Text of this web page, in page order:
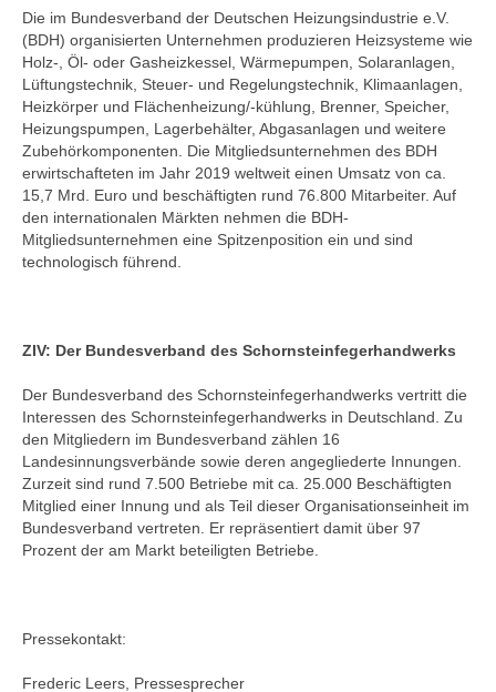
Die im Bundesverband der Deutschen Heizungsindustrie e.V.
(BDH) organisierten Unternehmen produzieren Heizsysteme wie
Holz-, Öl- oder Gasheizkessel, Wärmepumpen, Solaranlagen,
Lüftungstechnik, Steuer- und Regelungstechnik, Klimaanlagen,
Heizkörper und Flächenheizung/-kühlung, Brenner, Speicher,
Heizungspumpen, Lagerbehälter, Abgasanlagen und weitere
Zubehörkomponenten. Die Mitgliedsunternehmen des BDH
erwirtschafteten im Jahr 2019 weltweit einen Umsatz von ca.
15,7 Mrd. Euro und beschäftigten rund 76.800 Mitarbeiter. Auf
den internationalen Märkten nehmen die BDH-
Mitgliedsunternehmen eine Spitzenposition ein und sind
technologisch führend.
ZIV: Der Bundesverband des Schornsteinfegerhandwerks
Der Bundesverband des Schornsteinfegerhandwerks vertritt die
Interessen des Schornsteinfegerhandwerks in Deutschland. Zu
den Mitgliedern im Bundesverband zählen 16
Landesinnungsverbände sowie deren angegliederte Innungen.
Zurzeit sind rund 7.500 Betriebe mit ca. 25.000 Beschäftigten
Mitglied einer Innung und als Teil dieser Organisationseinheit im
Bundesverband vertreten. Er repräsentiert damit über 97
Prozent der am Markt beteiligten Betriebe.
Pressekontakt:
Frederic Leers, Pressesprecher